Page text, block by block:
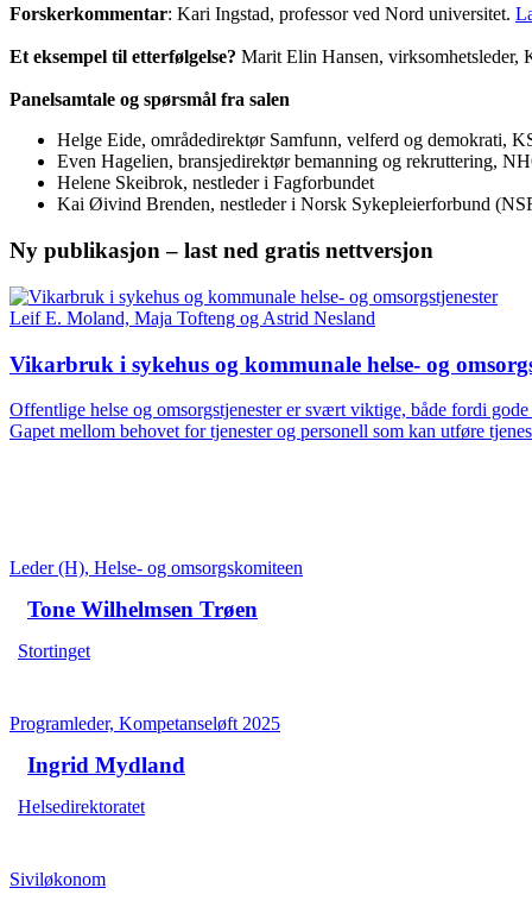
Forskerkommentar: Kari Ingstad, professor ved Nord universitet.
Et eksempel til etterfølgelse? Marit Elin Hansen, virksomhetsleder,
Panelsamtale og spørsmål fra salen
Helge Eide, områdedirektør Samfunn, velferd og demokrati,
Even Hagelien, bransjedirektør bemanning og rekruttering,
Helene Skeibrok, nestleder i Fagforbundet
Kai Øivind Brenden, nestleder i Norsk Sykepleierforbund
Ny publikasjon – last ned gratis nettversjon
Leif E. Moland, Maja Tofteng og Astrid Nesland
Vikarbruk i sykehus og kommunale helse- og
Offentlige helse og omsorgstjenester er svært viktige, både fordi
Gapet mellom behovet for tjenester og personell som kan utføre
Leder (H), Helse- og omsorgskomiteen
Tone Wilhelmsen Trøen
Stortinget
Programleder, Kompetanseløft 2025
Ingrid Mydland
Helsedirektoratet
Siviløkonom